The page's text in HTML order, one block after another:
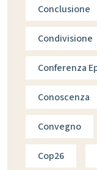
Conclusione
Condivisione
Conferenza
Conoscenza
Convegno
Cop26